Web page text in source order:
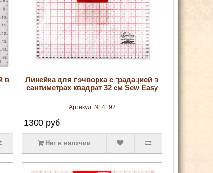
в
увеличить
Линейка для пэчворка с градацией в
сантиметрах квадрат 32 см Sew Easy
Артикул: NL4192
1300 руб
Нет в наличии